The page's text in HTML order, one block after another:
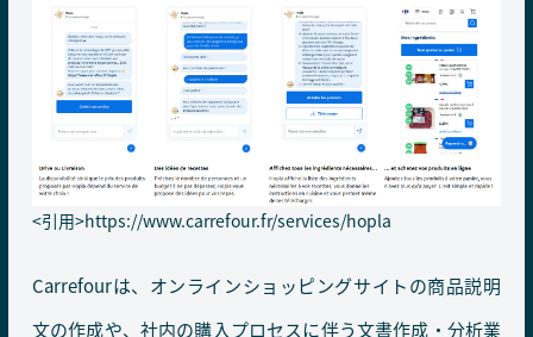
<引用>https://www.carrefour.fr/services/hopla
Carrefourは、オンラインショッピングサイトの商品説明
文の作成や、社内の購入プロセスに伴う文書作成・分析業